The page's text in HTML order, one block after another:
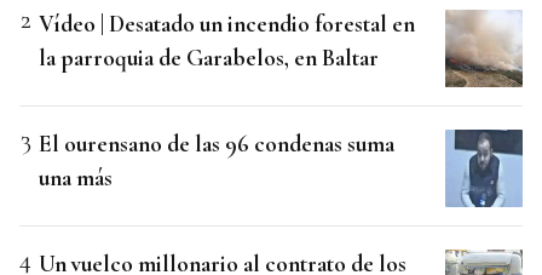
Vídeo | Desatado un incendio forestal en
la parroquia de Garabelos, en Baltar
El ourensano de las 96 condenas suma
una más
Un vuelco millonario al contrato de los